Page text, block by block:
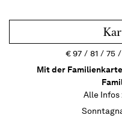
€97 81 75
Mit der
Alle Infos